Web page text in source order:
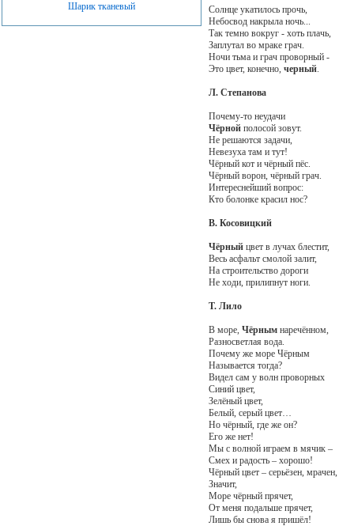
Шарик тканевый
Солнце укатилось прочь,
Небосвод накрыла ночь...
Так темно вокруг - хоть плачь,
Заплутал во мраке грач.
Ночи тьма и грач проворный -
Это цвет, конечно, черный.
Л. Степанова
Почему-то неудачи
Чёрнойполосой зовут.
Не решаются задачи,
Невезуха там и тут!
Чёрный кот и чёрный пёс.
Чёрный ворон, чёрный грач.
Интереснейший вопрос:
Кто болонке красил нос?
В. Косовицкий
Чёрныйцвет в лучах блестит,
Весь асфальт смолой залит,
На строительство дороги
Не ходи, прилипнут ноги.
Т. Лило
В море, Чёрнымнаречённом,
Разносветлая вода.
Почему же море Чёрным
Называется тогда?
Видел сам у волн проворных
Синий цвет,
Зелёный цвет,
Белый, серый цвет…
Но чёрный, где же он?
Его же нет!
Мы с волной играем в мячик –
Смех и радость – хорошо!
Чёрный цвет – серьёзен, мрачен,
Значит,
Море чёрный прячет,
От меня подальше прячет,
Лишь бы снова я пришёл!